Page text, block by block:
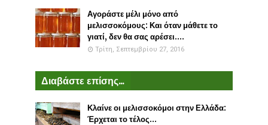
Αγοράστε μέλι μόνο από
μελισσοκόμους: Και όταν μάθετε το
γιατί, δεν θα σας αρέσει....
Τρίτη, Σεπτεμβρίου 27, 2016
Διαβάστε επίσης...
Κλαίνε οι μελισσοκόμοι στην Ελλάδα:
Έρχεται το τέλος...